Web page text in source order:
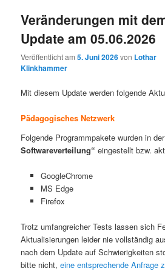
Veränderungen mit
Update am 05.06.2026
Veröffentlicht am5. Juni 2026von Lothar
Klinkhammer
Mit diesem Update werden folgende
Pädagogisches Netzwerk
Folgende Programmpakete wurden in der
Softwareverteilung“ eingestellt bzw.
GoogleChrome
MS Edge
Firefox
Trotz umfangreicher Tests lassen sich
Aktualisierungen leider nie vollständig
nach dem Update auf Schwierigkeiten
bitte nicht,eine entsprechende Anfrage